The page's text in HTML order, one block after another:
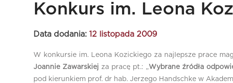
Konkurs im. Leona
Data dodania: 12 listopada 2009
W konkursie im. Leona Kozickiego za najlepsze prace
Joannie Zawarskiej za pracę pt.: „Wybrane źródła
pod kierunkiem prof. dr hab. Jerzego Handschke w